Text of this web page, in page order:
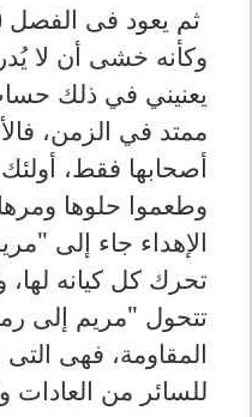
وكأنه خشى أن لا
يعنيني في ذلك
ممتد في الزمن،
أصحابها فقط، أولئك
وطعموا حلوها
الإهداء جاء إلى
تحرك كل كيانه
تتحول "مريم إلى
المقاومة، فهى
للسائر من العادات